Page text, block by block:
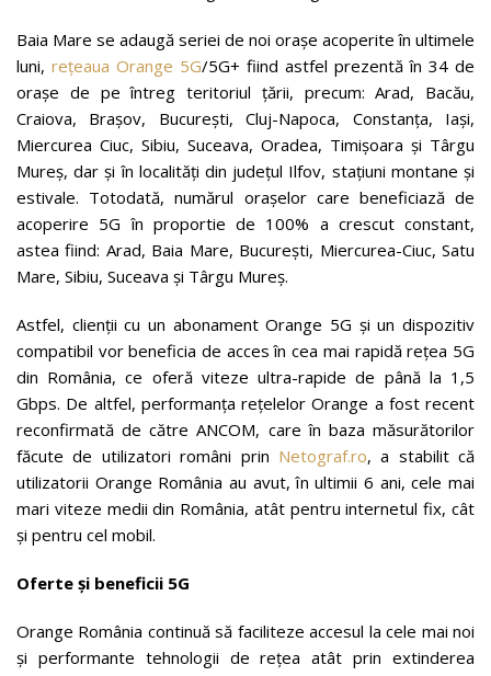
Baia Mare se adaugă seriei de noi orașe acoperite în ultimele
luni, rețeaua Orange 5G/5G+ fiind astfel prezentă în 34 de
orașe de pe întreg teritoriul țării, precum: Arad, Bacău,
Craiova, Brașov, București, Cluj-Napoca, Constanța, Iași,
Miercurea Ciuc, Sibiu, Suceava, Oradea, Timișoara și Târgu
Mureș, dar și în localități din județul Ilfov, stațiuni montane și
estivale. Totodată, numărul orașelor care beneficiază de
acoperire 5G în proportie de 100% a crescut constant,
astea fiind: Arad, Baia Mare, București, Miercurea-Ciuc, Satu
Mare, Sibiu, Suceava și Târgu Mureș.
Astfel, clienții cu un abonament Orange 5G şi un dispozitiv
compatibil vor beneficia de acces în cea mai rapidă rețea 5G
din România, ce oferă viteze ultra-rapide de până la 1,5
Gbps. De altfel, performanța rețelelor Orange a fost recent
reconfirmată de către ANCOM, care în baza măsurătorilor
făcute de utilizatori români prin Netograf.ro, a stabilit că
utilizatorii Orange România au avut, în ultimii 6 ani, cele mai
mari viteze medii din România, atât pentru internetul fix, cât
și pentru cel mobil.
Oferte și beneficii 5G
Orange România continuă să faciliteze accesul la cele mai noi
și performante tehnologii de rețea atât prin extinderea